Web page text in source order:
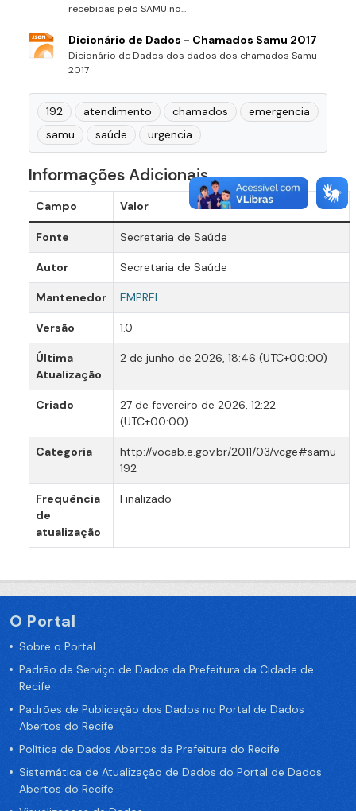
recebidas pelo SAMU no...
Dicionário de Dados - Chamados Samu 2017
Dicionário de Dados dos dados dos chamados Samu
2017
192 atendimento chamados
emergencia
samu
saúde urgencia
Informações Adicionais
Campo Valor
Fonte Secretaria de Saúde
Autor Secretaria de Saúde
Mantenedor EMPREL
Versão 1.0
Última
Atualização
2 de junho de 2026, 18:46 (UTC+00:00)
Criado
27 de fevereiro de 2026, 12:22
(UTC+00:00)
Categoria
http://vocab.e.gov.br/2011/03/vcge#samu-
192
Frequência
de
atualização
Finalizado
O Portal
Sobre o Portal
Padrão de Serviço de Dados da Prefeitura da Cidade de
Recife
Padrões de Publicação dos Dados no Portal de Dados
Abertos do Recife
Política de Dados Abertos da Prefeitura do Recife
Sistemática de Atualização de Dados do Portal de Dados
Abertos do Recife